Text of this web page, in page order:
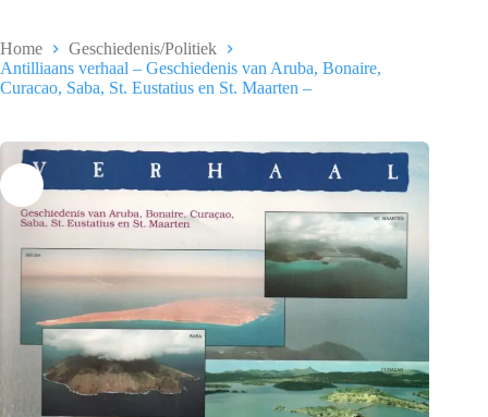
Home
Geschiedenis/Politiek
Antilliaans verhaal – Geschiedenis van Aruba, Bonaire,
Curacao, Saba, St. Eustatius en St. Maarten –